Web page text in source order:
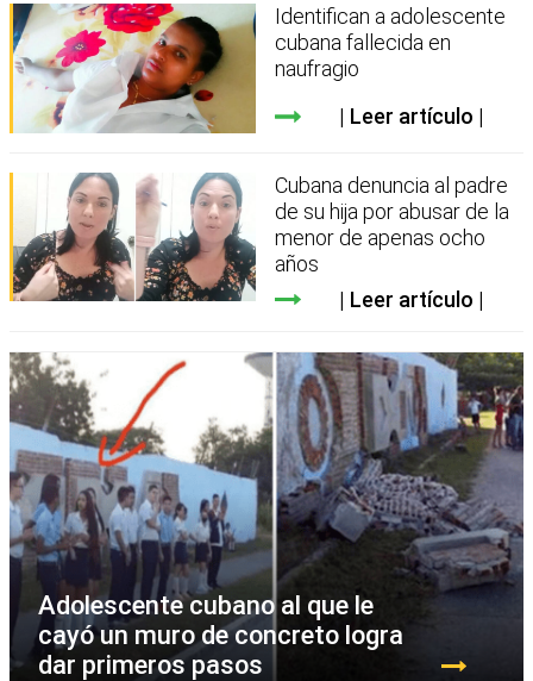
Identifican a adolescente
cubana fallecida en
naufragio
Leer artículo
Cubana denuncia al padre
de su hija por abusar de la
menor de apenas ocho
años
Leer artículo
Adolescente cubano al que le
cayó un muro de concreto logra
dar primeros pasos